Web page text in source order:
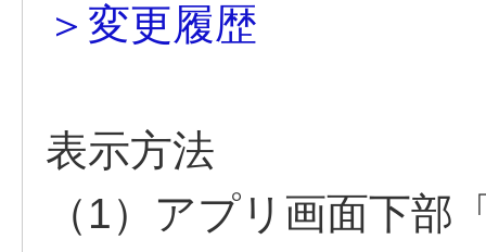
＞変更履歴
表示方法
（1）アプリ画面下